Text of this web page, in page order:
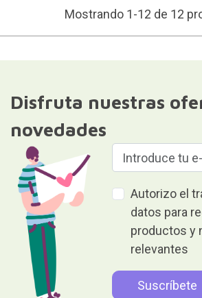
Mostrando 1-12 de 12
Disfruta nuestras
novedades
Autorizo el
datos para
productos y
relevantes